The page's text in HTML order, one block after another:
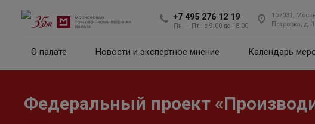
+7 495 276 12 19
Пн. – Пт.: с 9:00 до 18:00
107031,
Петровка, д.
О палате Новости и экспертное мнение Календарь
Федеральный проект